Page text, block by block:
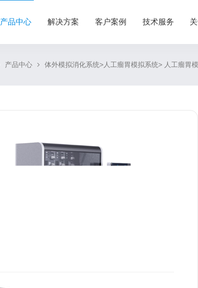
产品中心 解决方案 客户案例 技术服务
产品中心 体外模拟消化系统>人工瘤胃模拟系统> 人工瘤胃